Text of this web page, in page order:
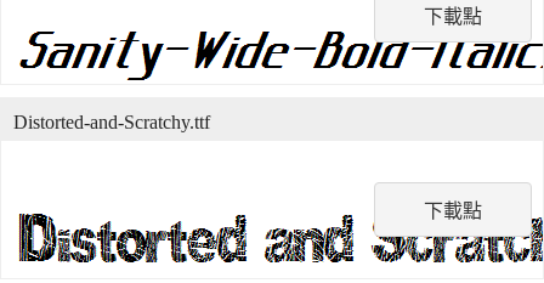
下載點
下載點
Distorted-and-Scratchy.ttf